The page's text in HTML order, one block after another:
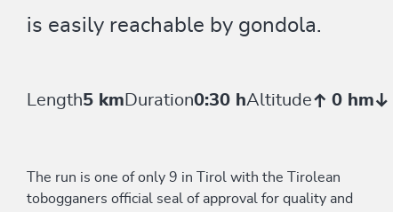
is easily reachable by gondola.
Length5 km Duration0:30 hAltitude 0 hm
The run is one of only 9 in Tirol with the Tirolean
tobogganers official seal of approval for quality and